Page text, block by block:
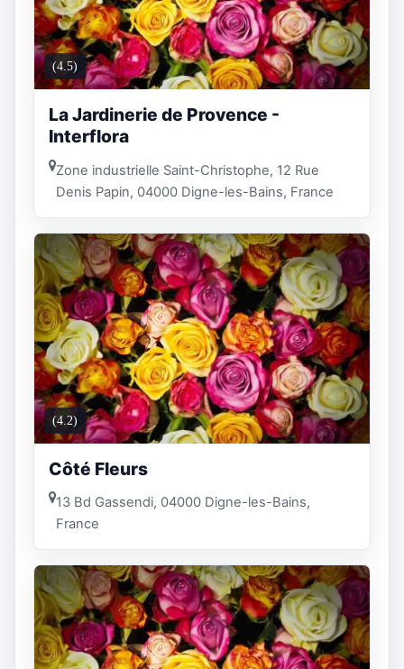
(4.5)
La Jardinerie de Provence -
Interflora
Zone industrielle Saint-Christophe, 12 Rue
Denis Papin, 04000 Digne-les-Bains, France
(4.2)
Côté Fleurs
13 Bd Gassendi, 04000 Digne-les-Bains,
France